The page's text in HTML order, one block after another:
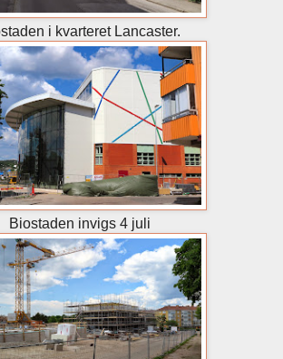
i kvarteret Lancaster.
Biostaden invigs 4 juli